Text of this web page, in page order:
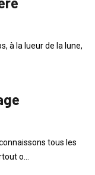
à la lueur de la lune,
tous les
o...